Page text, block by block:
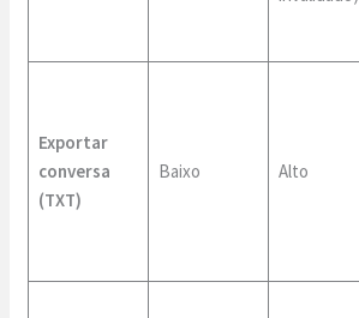
Exportar
conversa
(TXT)
Baixo Alto